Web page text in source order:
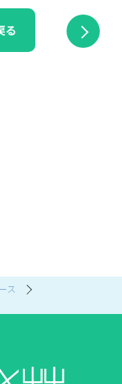
ス
る